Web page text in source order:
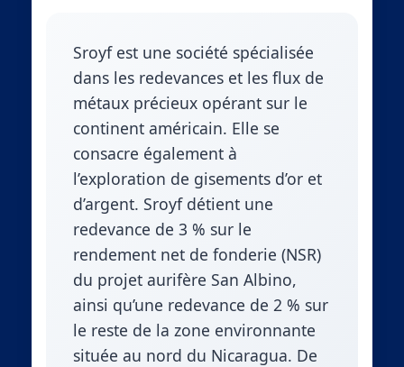
Sroyf est une société spécialisée
dans les redevances et les flux de
métaux précieux opérant sur le
continent américain. Elle se
consacre également à
l’exploration de gisements d’or et
d’argent. Sroyf détient une
redevance de 3 % sur le
rendement net de fonderie (NSR)
du projet aurifère San Albino,
ainsi qu’une redevance de 2 % sur
le reste de la zone environnante
située au nord du Nicaragua. De